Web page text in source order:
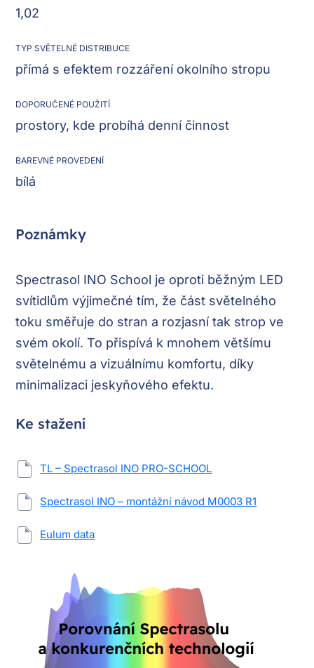
1,02
TYP SVĚTELNÉ DISTRIBUCE
přímá s efektem rozzáření okolního stropu
DOPORUČENÉ POUŽITÍ
prostory, kde probíhá denní činnost
BAREVNÉ PROVEDENÍ
bílá
Poznámky
Spectrasol INO School je oproti běžným LED
svítidlům výjimečné tím, že část světelného
toku směřuje do stran a rozjasní tak strop ve
svém okolí. To přispívá k mnohem většímu
světelnému a vizuálnímu komfortu, díky
minimalizaci jeskyňového efektu.
Ke stažení
TL – Spectrasol INO PRO-SCHOOL
Spectrasol INO – montážní návod M0003 R1
Eulum data